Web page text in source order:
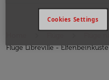
Flüge Libreville - Elfenbeinküste
Cookies Settings